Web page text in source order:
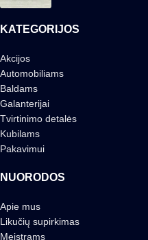
KATEGORIJOS
Akcijos
Automobiliams
Baldams
Galanterijai
Tvirtinimo detalės
Kubilams
Pakavimui
NUORODOS
Apie mus
Likučių supirkimas
Meistrams